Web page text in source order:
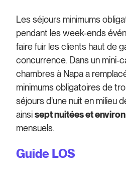
Les séjours minimums
pendant les week-ends
faire fuir les clients haut de
concurrence. Dans un mini-
chambres à Napa a
minimums obligatoires de
séjours d'une nuit en milieu
ainsisept nuitées et
mensuels.
Guide LOS